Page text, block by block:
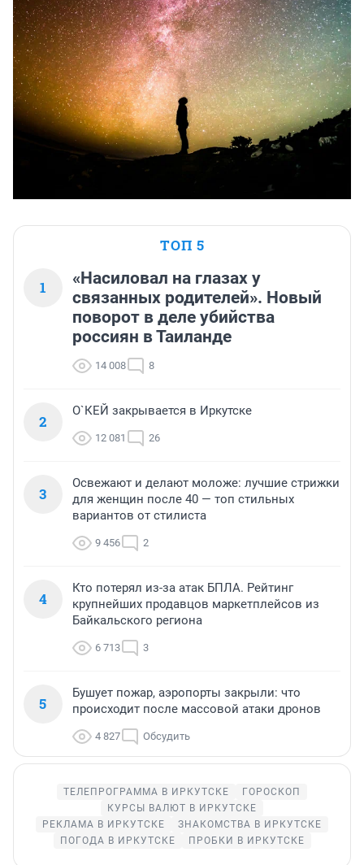
ТОП 5
1
«Насиловал на глазах у
связанных родителей». Новый
поворот в деле убийства
россиян в Таиланде
14 008 8
2
О`КЕЙ закрывается в Иркутске
12 081 26
3
Освежают и делают моложе: лучшие стрижки
для женщин после 40 — топ стильных
вариантов от стилиста
9 456 2
4
Кто потерял из-за атак БПЛА. Рейтинг
крупнейших продавцов маркетплейсов из
Байкальского региона
6 713 3
5
Бушует пожар, аэропорты закрыли: что
происходит после массовой атаки дронов
4 827 Обсудить
ТЕЛЕПРОГРАММА В ИРКУТСКЕ
ГОРОСКОП
КУРСЫ ВАЛЮТ В ИРКУТСКЕ
РЕКЛАМА В ИРКУТСКЕ
ЗНАКОМСТВА В ИРКУТСКЕ
ПОГОДА В ИРКУТСКЕ
ПРОБКИ В ИРКУТСКЕ